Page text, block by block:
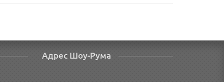
Адрес Шоу-Рума